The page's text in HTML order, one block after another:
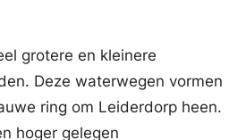
grotere en kleinere
Deze waterwegen vormen
ring om Leiderdorp heen.
hoger gelegen